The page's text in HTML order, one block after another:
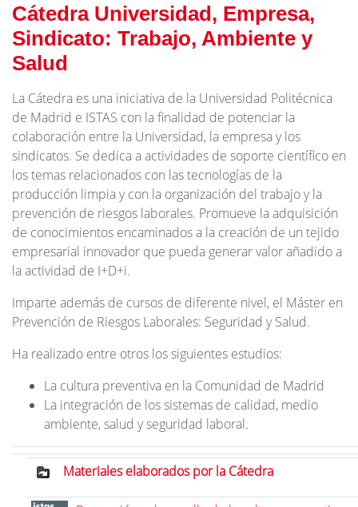
Cátedra Universidad, Empresa,
Sindicato: Trabajo, Ambiente y
Salud
La Cátedra es una iniciativa de la Universidad Politécnica
de Madrid e ISTAS con la finalidad de potenciar la
colaboración entre la Universidad, la empresa y los
sindicatos. Se dedica a actividades de soporte científico en
los temas relacionados con las tecnologías de la
producción limpia y con la organización del trabajo y la
prevención de riesgos laborales. Promueve la adquisición
de conocimientos encaminados a la creación de un tejido
empresarial innovador que pueda generar valor añadido a
la actividad de I+D+i.
Imparte además de cursos de diferente nivel, el Máster en
Prevención de Riesgos Laborales: Seguridad y Salud.
Ha realizado entre otros los siguientes estudios:
La cultura preventiva en la Comunidad de Madrid
La integración de los sistemas de calidad, medio
ambiente, salud y seguridad laboral.
Materiales elaborados por la Cátedra